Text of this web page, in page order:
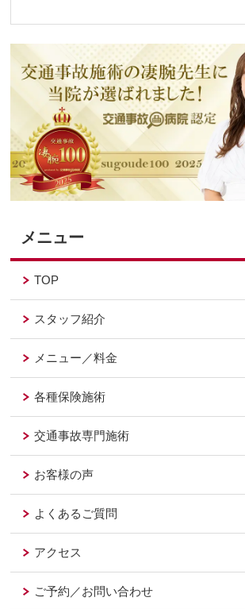
メニュー
TOP
スタッフ紹介
メニュー／料金
各種保険施術
交通事故専門施術
お客様の声
よくあるご質問
アクセス
ご予約／お問い合わせ